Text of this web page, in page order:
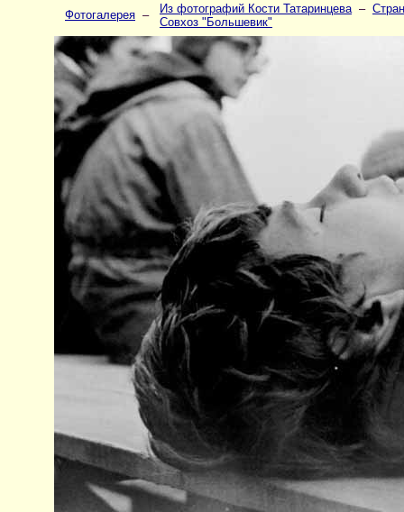
Фотогалерея – Из фотографий Кости Татаринцева–
Совхоз "Большевик"